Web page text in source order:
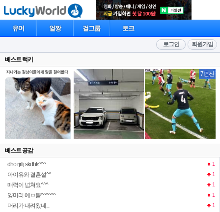
유머 얼짱 걸그룹 토크
회원가입
로그인
베스트 럭키
7년전
베스트 공감
dho rjrltj skdhk^^^
1
아이유와 결혼설^^ 1
매력이 넘쳐요^^^ 1
양머리 예ㅂ쁨^^^^^^ 1
머리가 내려왔네... 1